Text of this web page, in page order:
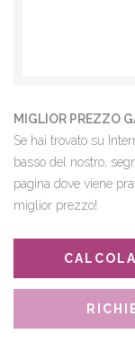
MIGLIOR PREZZO
Se hai trovato su
basso del nostro,
pagina dove viene
miglior prezzo!